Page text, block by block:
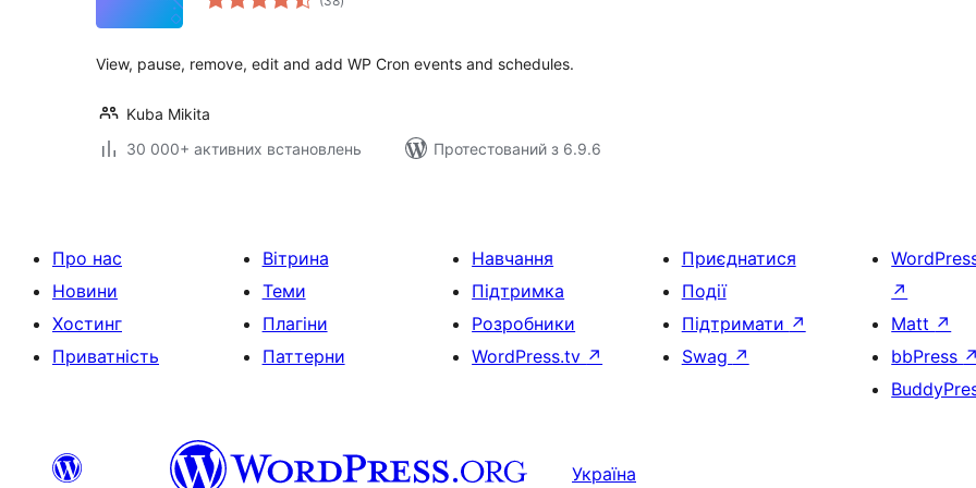
рейтинг
View, pause, remove, edit and add WP Cron events and schedules.
Kuba Mikita
30 000+ активних встановлень
Протестований з 6.9.6
Про нас
Новини
Хостинг
Приватність
Вітрина
Теми
Плагіни
Паттерни
Навчання
Підтримка
Розробники
WordPress.tv ↗
Приєднатися
Події
Підтримати ↗
Swag ↗
↗
Matt ↗
bbPress ↗
Україна